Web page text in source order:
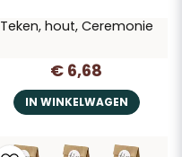
Teken, hout, Ceremonie
€ 6,68
IN WINKELWAGEN